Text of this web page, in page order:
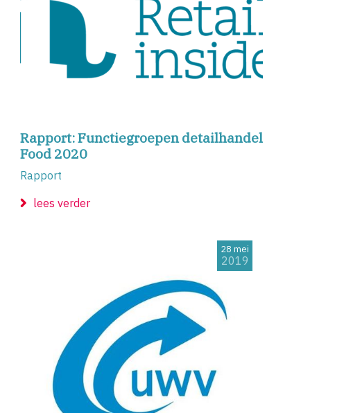
Rapport: Functiegroepen detailhandel
Food 2020
Rapport
lees verder
28 mei
2019